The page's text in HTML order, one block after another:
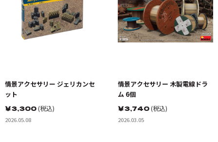
情景アクセサリー ジェリカンセ
ット
￥3,300(税込)
2026.05.08
情景アクセサリー 木製電線ドラ
ム 6個
￥3,740(税込)
2026.03.05